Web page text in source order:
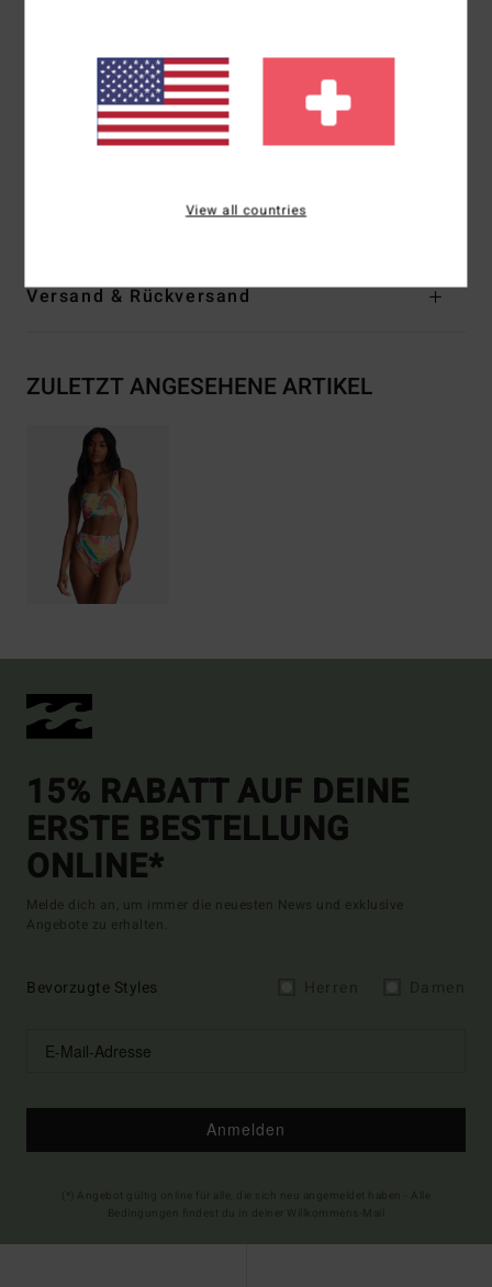
Branding:Logostickerei
Das Aussehen des Produkts kann sich je nach
Druckplatzierung leicht unterscheiden
Versand & Rückversand
ZULETZT ANGESEHENE ARTIKEL
15% RABATT AUF DEINE
ERSTE BESTELLUNG
ONLINE*
Melde dich an, um immer die neuesten News und exklusive
Angebote zu erhalten.
Bevorzugte Styles
Anmelden
View all countries